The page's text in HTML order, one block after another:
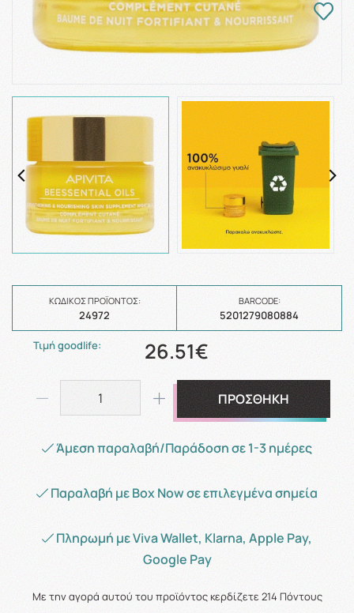
ΚΩΔΙΚΌΣ ΠΡΟΪΌΝΤΟΣ:
24972
BARCODE:
5201279080884
Τιμή goodlife: 26.51€
ΠΡΟΣΘΗΚΗ
Άμεση παραλαβή/Παράδοση σε 1-3 ημέρες
Παραλαβή με Box Now σε επιλεγμένα σημεία
Πληρωμή με Viva Wallet, Klarna, Apple Pay,
Google Pay
Με την αγορά αυτού του προϊόντος κερδίζετε 214 Πόντους